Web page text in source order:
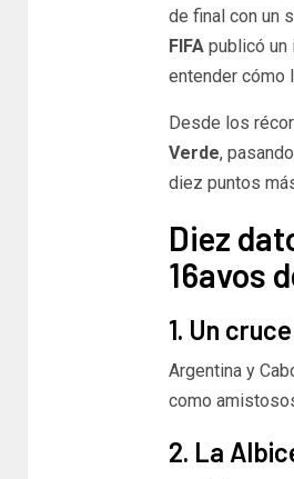
de final con un
FIFA publicó un
entender cómo
Desde los
Verde,
diez puntos
Diez
16avos
1. Un
Argentina y
como
2. La